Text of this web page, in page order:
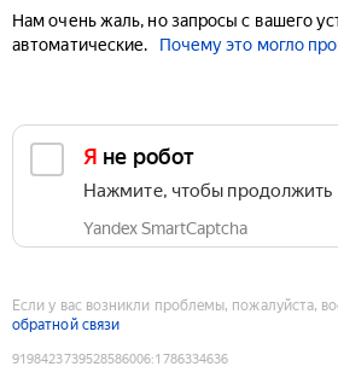
Нам очень жаль, но запросы с вашего
автоматические.
Почему это могло
Я не робот
Нажмите, чтобы продолжить
Yandex SmartCaptcha
Если у вас возникли проблемы, пожалуйста,
обратной связи
9198423739528586006:1786334636